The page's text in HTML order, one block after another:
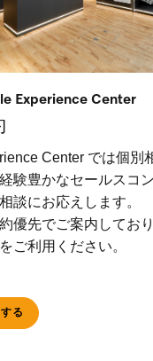
Experience Center
Center では個別
験豊かなセールスコ
談にお応えします。
優先でご案内してお
ご利用ください。
る